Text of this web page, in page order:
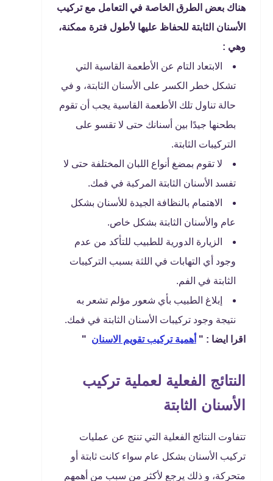
هناك بعض الطرق الخاصة في التعامل مع تركيب
الأسنان الثابتة للحفاظ عليها لأطول فترة ممكنة،
وهي :
الابتعاد التام عن الأطعمة القاسية التي
تشكل خطر الكسر على الأسنان الثابتة، و في
حالة تناول تلك الأطعمة القاسية يجب أن تقوم
بطحنها جيدًا بين أسنانك حتى لا تقسو على
التركيبات الثابتة.
لا تقوم بمضغ أنواع اللبان المختلفة حتى لا
تفسد الأسنان الثابتة المركبة في فمك.
الاهتمام بالنظافة الجيدة للأسنان بشكل
عام والأسنان الثابتة بشكل خاص.
الزيارة الدورية للطبيب للتأكد من عدم
وجود أي التهابات في اللثة بسبب التركيبات
الثابتة في الفم.
إبلاغ الطبيب بأي شعور مؤلم تشعر به
نتيجة وجود تركيبات الأسنان الثابتة في فمك.
اقرا ايضا : " أهمية تركيب تقويم الاسنان "
النتائج الفعلية لعملية تركيب
الأسنان الثابتة
تتفاوت النتائج الفعلية التي تنتج عن عمليات
تركيب الأسنان بشكل عام سواء كانت ثابتة أو
متحركة، و ذلك يرجع لأكثر من سبب من أهمهم